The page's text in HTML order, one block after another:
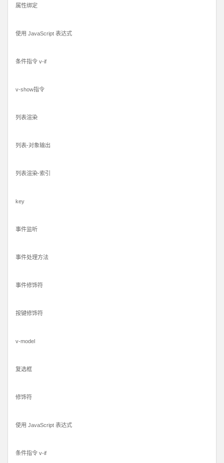
属性绑定
使用 JavaScript 表达式
条件指令 v-if
v-show指令
列表渲染
列表-对象输出
列表渲染-索引
key
事件监听
事件处理方法
事件修饰符
按键修饰符
v-model
复选框
修饰符
使用 JavaScript 表达式
条件指令 v-if